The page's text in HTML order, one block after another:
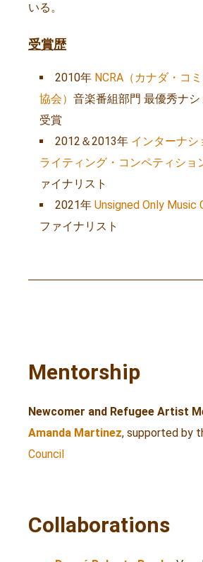
いる。
受賞歴
2010年 NCRA（カナダ・コ
協会） 音楽番組部門 最優秀ナ
受賞
2012＆2013年 インターナシ
ライティング・コンペティショ
ァイナリスト
2021年 Unsigned Only Music
ファイナリスト
Mentorship
Newcomer and Refugee Artist
Amanda Martinez, supported by
Council
Collaborations